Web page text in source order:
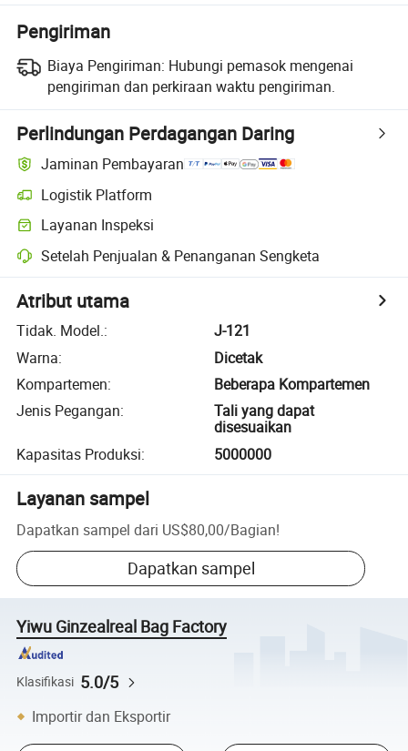
Pengiriman
Biaya Pengiriman: Hubungi pemasok mengenai
pengiriman dan perkiraan waktu pengiriman.
Perlindungan Perdagangan Daring
Jaminan Pembayaran
Logistik Platform
Layanan Inspeksi
Setelah Penjualan & Penanganan Sengketa
Atribut utama
Tidak. Model.:
J-121
Warna:
Dicetak
Kompartemen:
Beberapa Kompartemen
Jenis Pegangan:
Tali yang dapat
disesuaikan
Kapasitas Produksi: 5000000
Layanan sampel
Dapatkan sampel dari US$80,00/Bagian!
Dapatkan sampel
Yiwu Ginzealreal Bag Factory
Klasifikasi 5.0/5
Importir dan Eksportir